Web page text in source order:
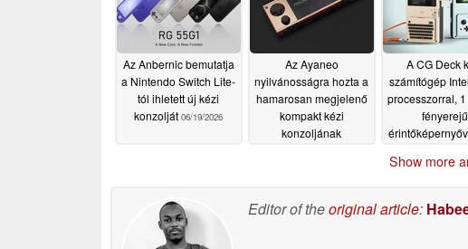
Az Anbernic bemutatja
a Nintendo Switch Lite-
tól ihletett új kézi
konzolját 06/19/2026
Az Ayaneo
nyilvánosságra hozta a
hamarosan megjelenő
kompakt kézi
konzoljának
A CG Deck
számítógép
processzorral,
fényerejű
Show more
Editor of theoriginal article: